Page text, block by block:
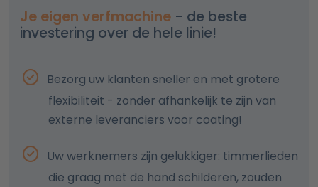
Je eigen verfmachine - de beste
investering over de hele linie!
Bezorg uw klanten sneller en met grotere
flexibiliteit - zonder afhankelijk te zijn van
externe leveranciers voor coating!
Uw werknemers zijn gelukkiger: timmerlieden
die graag met de hand schilderen, zouden